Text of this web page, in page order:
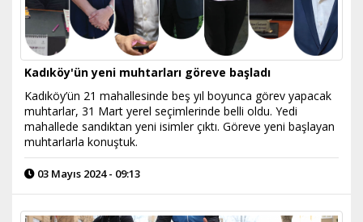
Kadıköy'ün yeni muhtarları göreve başladı
Kadıköy’ün 21 mahallesinde beş yıl boyunca görev yapacak
muhtarlar, 31 Mart yerel seçimlerinde belli oldu. Yedi
mahallede sandıktan yeni isimler çıktı. Göreve yeni başlayan
muhtarlarla konuştuk.
03 Mayıs 2024 - 09:13